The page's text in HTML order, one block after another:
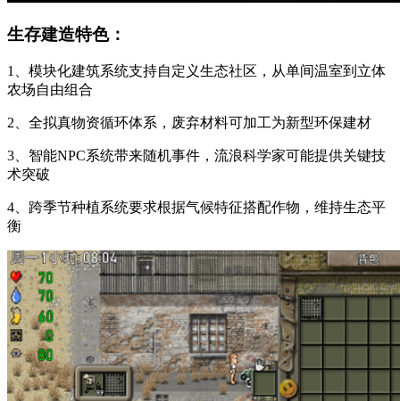
生存建造特色：
1、模块化建筑系统支持自定义生态社区，从单间温室到立体
农场自由组合
2、全拟真物资循环体系，废弃材料可加工为新型环保建材
3、智能NPC系统带来随机事件，流浪科学家可能提供关键技
术突破
4、跨季节种植系统要求根据气候特征搭配作物，维持生态平
衡